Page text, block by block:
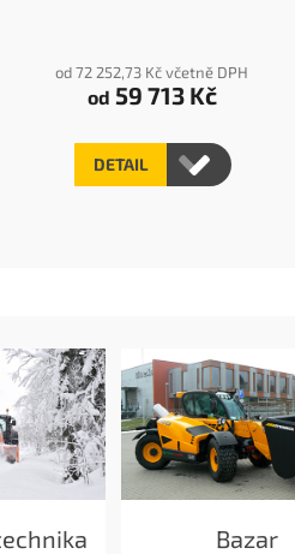
od 72 252,73 Kč včetně DPH
od 59 713 Kč
DETAIL
Bazar